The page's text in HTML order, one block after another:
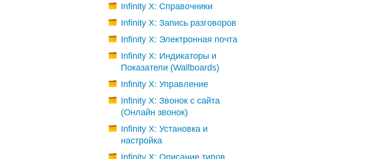
Infinity X: Справочники
Infinity X: Запись разговоров
Infinity X: Электронная почта
Infinity X: Индикаторы и
Показатели (Wallboards)
Infinity X: Управление
Infinity X: Звонок с сайта
(Онлайн звонок)
Infinity X: Установка и
настройка
Infinity X: Описание типов